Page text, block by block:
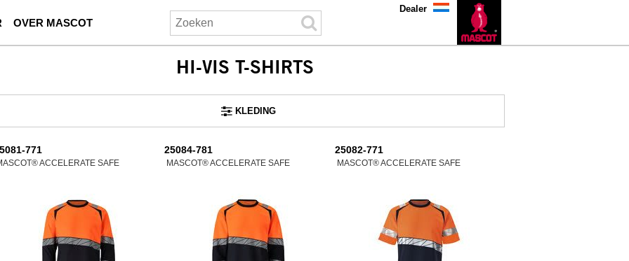
OVER MASCOT
Dealer
HI-VIS T-SHIRTS
KLEDING
771
ACCELERATE SAFE
25084-781
MASCOT® ACCELERATE SAFE
25082-771
MASCOT® ACCELERATE SAFE